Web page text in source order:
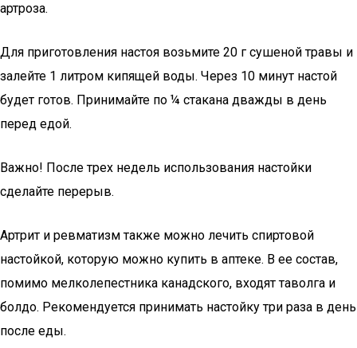
артроза.
Для приготовления настоя возьмите 20 г сушеной травы и
залейте 1 литром кипящей воды. Через 10 минут настой
будет готов. Принимайте по ¼ стакана дважды в день
перед едой.
Важно! После трех недель использования настойки
сделайте перерыв.
Артрит и ревматизм также можно лечить спиртовой
настойкой, которую можно купить в аптеке. В ее состав,
помимо мелколепестника канадского, входят таволга и
болдо. Рекомендуется принимать настойку три раза в день
после еды.